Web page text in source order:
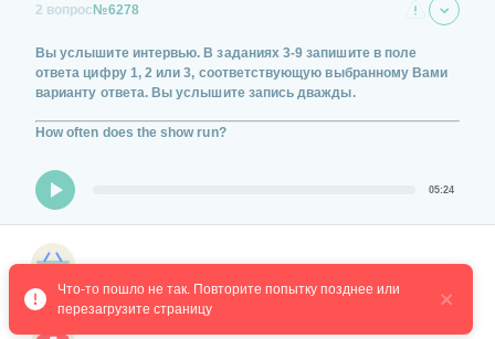
2 вопрос №6278
Вы услышите интервью. В заданиях 3-9запишите в поле
ответа цифру 1, 2 или3, соответствующую выбранному Вами
варианту ответа. Вы услышите запись дважды.
How often does the show run?
05:24
Every morning.
Every other hour.
Что-то пошло не так. Повторите попытку позднее или
перезагрузите страницу